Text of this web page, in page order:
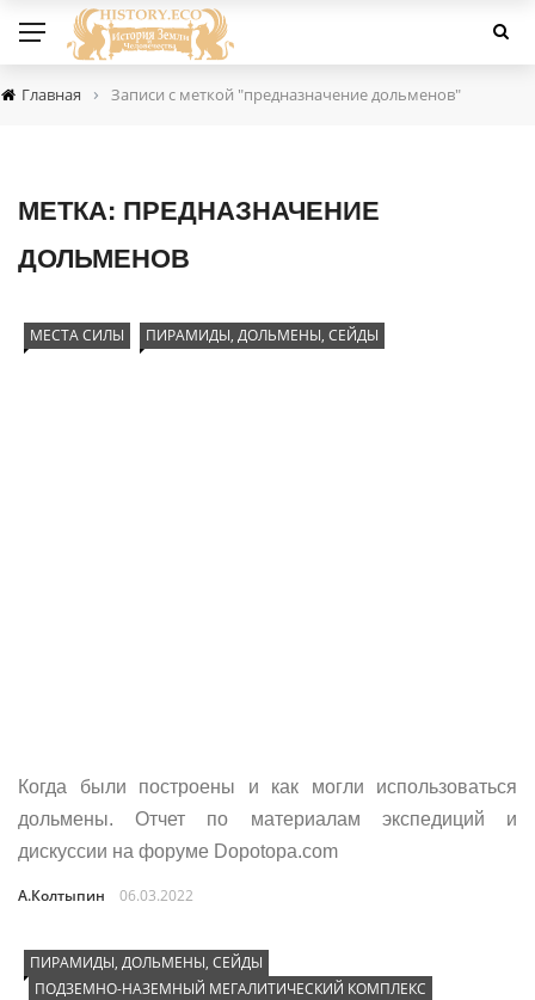
Главная › Записи с меткой "предназначение дольменов"
МЕТКА: ПРЕДНАЗНАЧЕНИЕ
ДОЛЬМЕНОВ
МЕСТА СИЛЫ ПИРАМИДЫ, ДОЛЬМЕНЫ, СЕЙДЫ
Когда были построены и как могли использоваться
дольмены. Отчет по материалам экспедиций и
дискуссии на форуме Dopotopa.com
А.Колтыпин 06.03.2022
ПИРАМИДЫ, ДОЛЬМЕНЫ, СЕЙДЫ
ПОДЗЕМНО-НАЗЕМНЫЙ МЕГАЛИТИЧЕСКИЙ КОМПЛЕКС